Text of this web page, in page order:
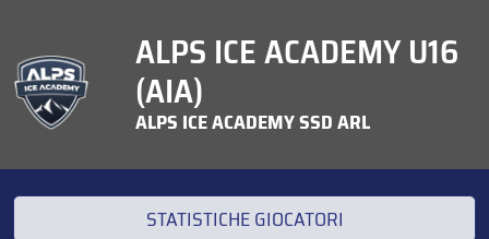
ALPS ICE ACADEMY U16
(AIA)
ALPS ICE ACADEMY SSD ARL
STATISTICHE GIOCATORI